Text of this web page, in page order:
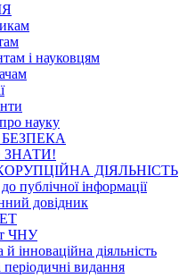
і науковцям
науку
ЗНАТИ!
ДІЯЛЬНІСТЬ
публічної інформації
довідник
ЧНУ
й інноваційна діяльність
періодичні видання